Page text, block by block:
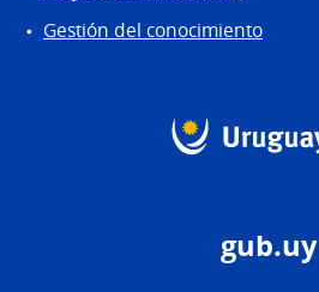
Gestión del conocimiento
gub.uy